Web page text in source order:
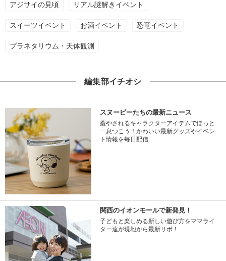
アジサイの見頃 リアル謎解きイベント
スイーツイベント お酒イベント 恐竜イベント
プラネタリウム・天体観測
編集部イチオシ
スヌーピーたちの最新ニュース
癒やされるキャラクターアイテムでほっと
一息つこう！かわいい最新グッズやイベン
ト情報を毎日配信
関西のイオンモールで新発見！
子どもと楽しめる新しい遊び方をママライ
ター達が現地から最新リポ！